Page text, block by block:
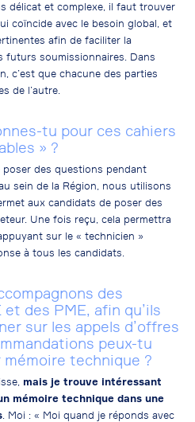
délicat et complexe, il faut trouver
coïncide avec le besoin global, et
afin de faciliter la
futurs soumissionnaires. Dans
c’est que chacune des parties
de l’autre.
tu pour ces cahiers
» ?
poser des questions pendant
sein de la Région, nous utilisons
aux candidats de poser des
Une fois reçu, cela permettra
sur le « technicien »
à tous les candidats.
des
des PME, afin qu’ils
sur les appels d’offres
peux-tu
technique ?
mais je trouve intéressant
mémoire technique dans une
. Moi : « Moi quand je réponds avec